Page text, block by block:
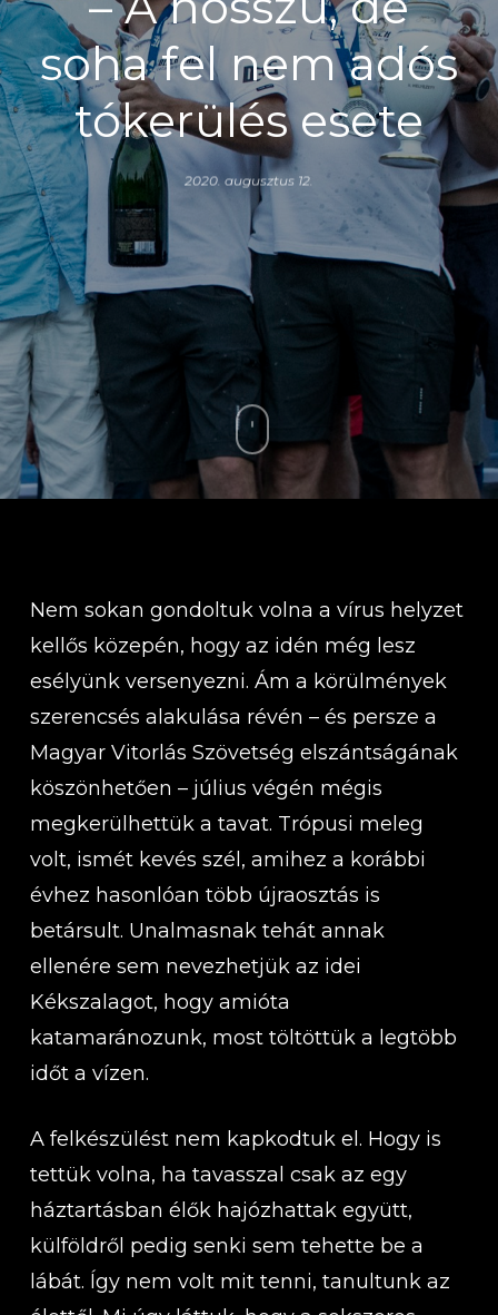
soha fel nem adós
tókerülés esete
2020. augusztus 12.
Nem sokan gondoltuk volna a vírus helyzet
kellős közepén, hogy az idén még lesz
esélyünk versenyezni. Ám a körülmények
szerencsés alakulása révén – és persze a
Magyar Vitorlás Szövetség elszántságának
köszönhetően – július végén mégis
megkerülhettük a tavat. Trópusi meleg
volt, ismét kevés szél, amihez a korábbi
évhez hasonlóan több újraosztás is
betársult. Unalmasnak tehát annak
ellenére sem nevezhetjük az idei
Kékszalagot, hogy amióta
katamaránozunk, most töltöttük a legtöbb
időt a vízen.
A felkészülést nem kapkodtuk el. Hogy is
tettük volna, ha tavasszal csak az egy
háztartásban élők hajózhattak együtt,
külföldről pedig senki sem tehette be a
lábát. Így nem volt mit tenni, tanultunk az